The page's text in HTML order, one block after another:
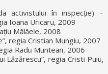
activistului în inspecție) –
Ioana Uricaru, 2009
Mălăele, 2008
regia Cristian Mungiu, 2007
Radu Muntean, 2006
Lăzărescu”, regia Cristi Puiu,